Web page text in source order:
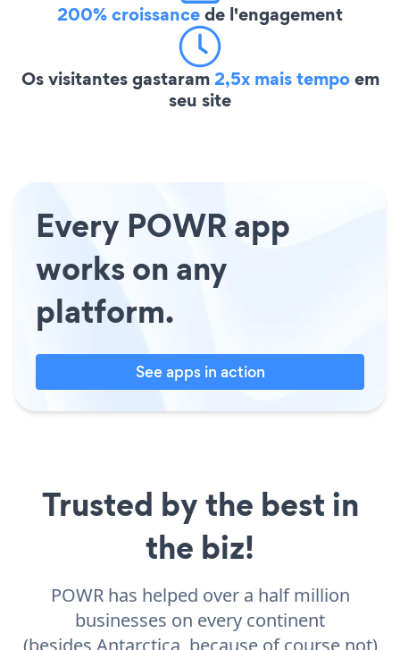
200% croissancede l'engagement
Os visitantes gastaram2,5x mais tempoem
seu site
Every POWR app
works on any
platform.
See apps in action
Trusted by the best in
the biz!
POWR has helped over a half million
businesses on every continent
(besides Antarctica, because of course not)